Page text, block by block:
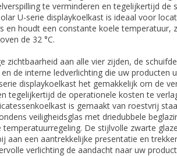
te verminderen en tegelijkertijd de
U-serie displaykoelkast is ideaal voor
en houdt een constante koele temperatuur,
de 32 °C.
zichtbaarheid aan alle vier zijden, de
de interne ledverlichting die uw producten
displaykoelkast het gemakkelijk om de
tegelijkertijd de operationele kosten te
is gemaakt van roestvrij
veiligheidsglas met driedubbele
De stijlvolle zwarte
aan een aantrekkelijke presentatie en
verlichting de aandacht naar uw